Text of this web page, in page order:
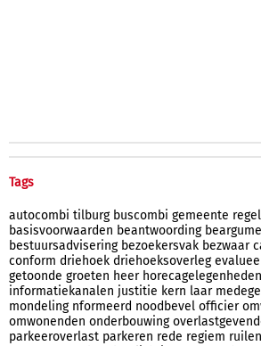
Tags
autocombi tilburg buscombi gemeente
basisvoorwaarden beantwoording
bestuursadvisering bezoekersvak bezwaar
conform driehoek driehoeksoverleg
getoonde groeten heer horecagelegenheden
informatiekanalen justitie kern laar
mondeling nformeerd noodbevel officier
omwonenden onderbouwing
parkeeroverlast parkeren rede regiem ruilen